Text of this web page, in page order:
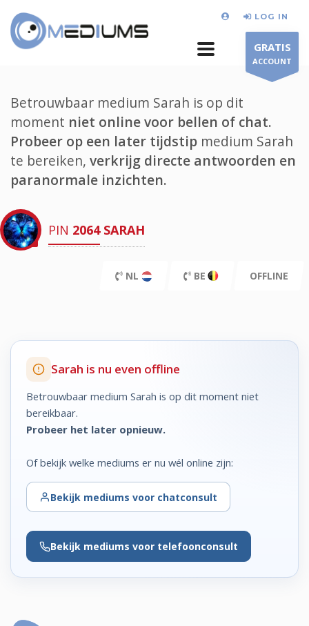
LOG IN
GRATIS
ACCOUNT
Betrouwbaar medium Sarah is op dit
moment niet online voor bellen of chat.
Probeer op een later tijdstip medium Sarah
te bereiken, verkrijg directe antwoorden en
paranormale inzichten.
PIN 2064 SARAH
NL BE OFFLINE
Sarah is nu even offline
Betrouwbaar medium Sarah is op dit moment niet
bereikbaar.
Probeer het later opnieuw.
Of bekijk welke mediums er nu wél online zijn:
Bekijk mediums voor chatconsult
Bekijk mediums voor telefoonconsult